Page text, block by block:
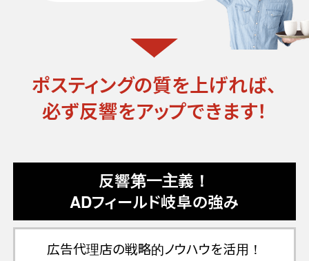
ポスティングの質を上げれば、
必ず反響をアップできます！
反響第一主義！
ADフィールド岐阜の強み
広告代理店の戦略的ノウハウを活用！